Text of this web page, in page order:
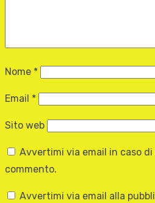
Nome *
Email *
Sito web
Avvertimi via email in caso
commento.
Avvertimi via email alla